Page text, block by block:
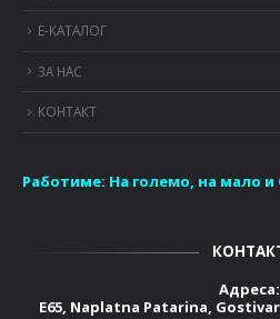
Е-КАТАЛОГ
ЗА НАС
КОНТАКТ
Работиме: На големо, на мало и
Адреса:
E65, Naplatna Patarina,